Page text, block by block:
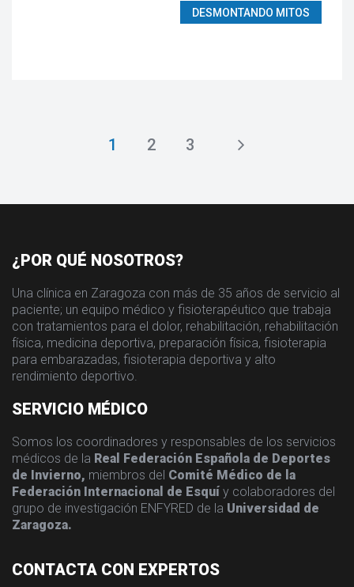
DESMONTANDO MITOS
1 2 3
¿POR QUÉ NOSOTROS?
Una clínica en Zaragoza con más de 35 años de servicio al
paciente; un equipo médico y fisioterapéutico que trabaja
con tratamientos para el dolor, rehabilitación, rehabilitación
física, medicina deportiva, preparación física, fisioterapia
para embarazadas, fisioterapia deportiva y alto
rendimiento deportivo.
SERVICIO MÉDICO
Somos los coordinadores y responsables de los servicios
médicos de la Real Federación Española de Deportes
de Invierno, miembros del Comité Médico de la
Federación Internacional de Esquí y colaboradores del
grupo de investigación ENFYRED de la Universidad de
Zaragoza.
CONTACTA CON EXPERTOS